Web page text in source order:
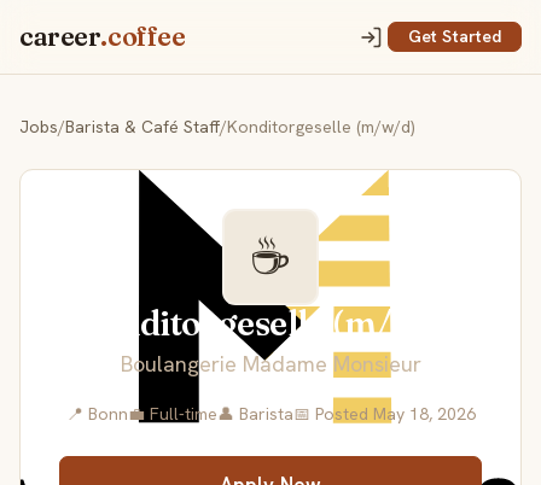
career.coffee Get Started
Jobs/Barista & Café Staff/Konditorgeselle (m/w/d)
☕
Konditorgeselle (m/w/d)
Boulangerie Madame Monsieur
📍 Bonn💼 Full-time👤 Barista📅 Posted May 18, 2026